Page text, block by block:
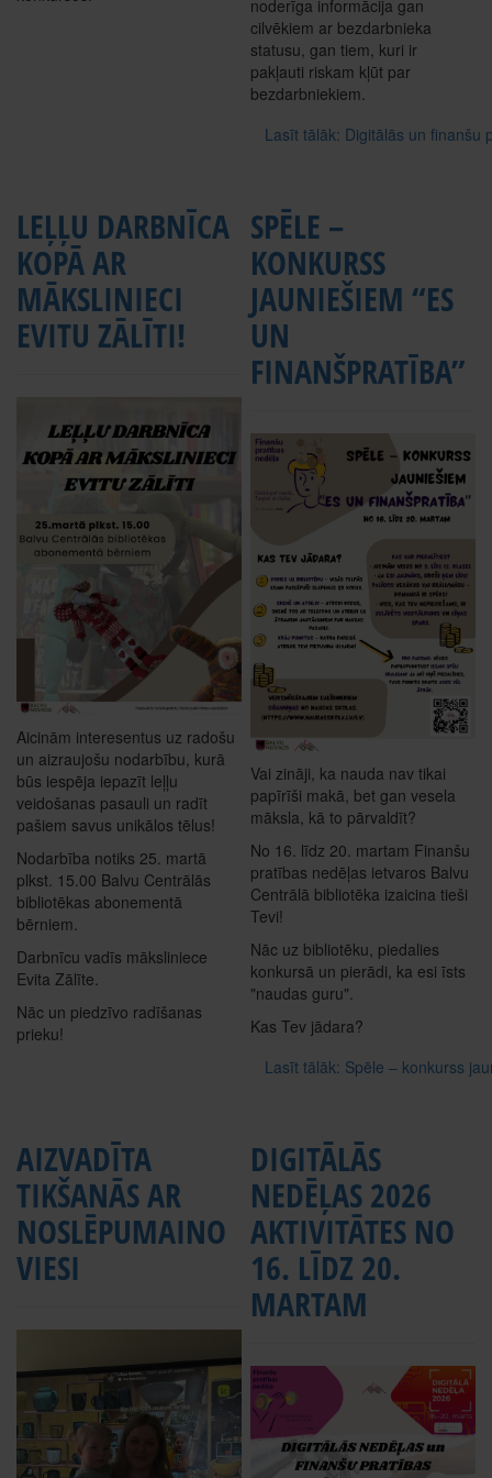
noderīga informācija gan
cilvēkiem ar bezdarbnieka
statusu, gan tiem, kuri ir
pakļauti riskam kļūt par
bezdarbniekiem.
Lasīt tālāk: Digitālās un finanšu
LEĻĻU DARBNĪCA
KOPĀ AR
MĀKSLINIECI
EVITU ZĀLĪTI!
Aicinām interesentus uz radošu
un aizraujošu nodarbību, kurā
būs iespēja iepazīt leļļu
veidošanas pasauli un radīt
pašiem savus unikālos tēlus!
Nodarbība notiks 25. martā
plkst. 15.00 Balvu Centrālās
bibliotēkas abonementā
bērniem.
Darbnīcu vadīs māksliniece
Evita Zālīte.
Nāc un piedzīvo radīšanas
prieku!
SPĒLE –
KONKURSS
JAUNIEŠIEM “ES
UN
FINANŠPRATĪBA”
Vai zināji, ka nauda nav tikai
papīrīši makā, bet gan vesela
māksla, kā to pārvaldīt?
No 16. līdz 20. martam Finanšu
pratības nedēļas ietvaros Balvu
Centrālā bibliotēka izaicina tieši
Tevi!
Nāc uz bibliotēku, piedalies
konkursā un pierādi, ka esi īsts
"naudas guru".
Kas Tev jādara?
Lasīt tālāk: Spēle – konkurss
AIZVADĪTA
TIKŠANĀS AR
NOSLĒPUMAINO
VIESI
DIGITĀLĀS
NEDĒĻAS 2026
AKTIVITĀTES NO
16. LĪDZ 20.
MARTAM